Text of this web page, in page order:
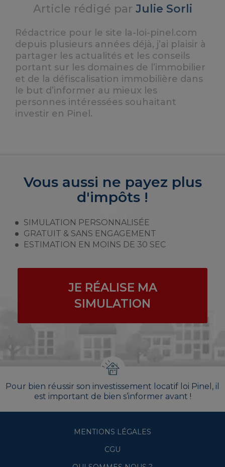
Article rédigé par Julie Sorli
Rédactrice pour le site la-loi-pinel.com
depuis plusieurs années déjà, j’ai plaisir à
partager les actualités et les conseils
portant sur les domaines de l’immobilier
et de la défiscalisation immobilière dans
le but d’informer au mieux les
personnes intéressées souhaitant
investir en Pinel.
Vous aussi ne payez plus
d'impôts !
SIMULATION PERSONNALISÉE
GRATUIT & SANS ENGAGEMENT
ESTIMATION EN MOINS DE 30 SEC
JE RÉALISE MA
SIMULATION
Pour bien réussir son investissement locatif loi Pinel, il
est important de bien s’informer avant !
MENTIONS LÉGALES
CGU